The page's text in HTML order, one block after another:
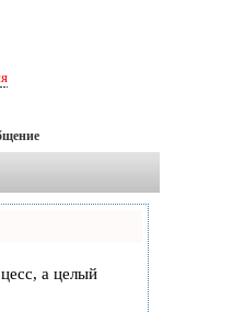
а целый